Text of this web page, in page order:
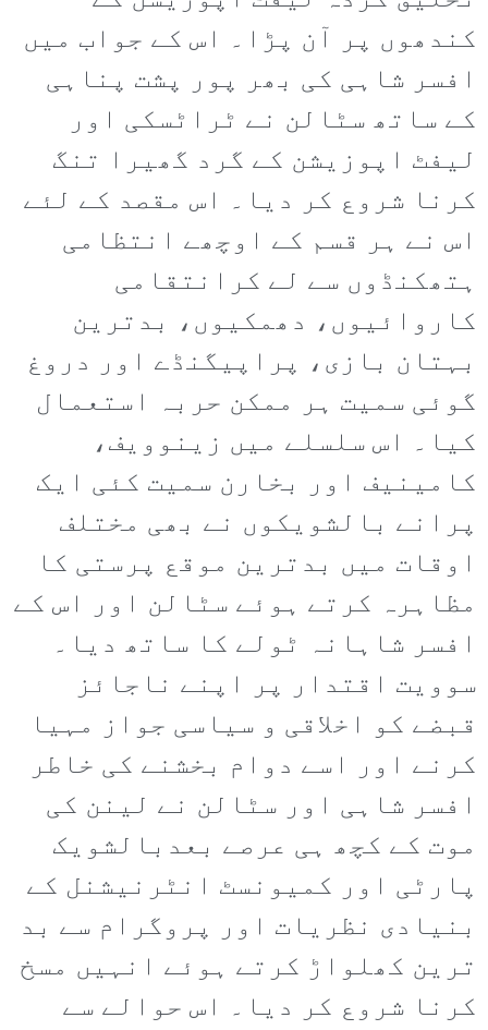
کندھوں پر آن پڑا۔ اس کے جواب میں
افسر شاہی کی بھر پور پشت پناہی
کے ساتھ سٹالن نے ٹراٹسکی اور
لیفٹ اپوزیشن کے گرد گھیرا تنگ
کرنا شروع کر دیا۔ اس مقصد کے لئے
اس نے ہر قسم کے اوچھے انتظامی
ہتھکنڈوں سے لے کرانتقامی
کاروائیوں، دھمکیوں، بدترین
بہتان بازی، پراپیگنڈے اور دروغ
گوئی سمیت ہر ممکن حربہ استعمال
کیا۔ اس سلسلے میں زینوویف،
کامینیف اور بخارن سمیت کئی ایک
پرانے بالشویکوں نے بھی مختلف
اوقات میں بدترین موقع پرستی کا
مظاہرہ کرتے ہوئے سٹالن اور اس کے
افسر شاہانہ ٹولے کا ساتھ دیا۔
سوویت اقتدار پر اپنے ناجائز
قبضے کو اخلاقی و سیاسی جواز مہیا
کرنے اور اسے دوام بخشنے کی خاطر
افسر شاہی اور سٹالن نے لینن کی
موت کے کچھ ہی عرصے بعدبالشویک
پارٹی اور کمیونسٹ انٹرنیشنل کے
بنیادی نظریات اور پروگرام سے بد
ترین کھلواڑ کرتے ہوئے انہیں مسخ
کرنا شروع کر دیا۔ اس حوالے سے